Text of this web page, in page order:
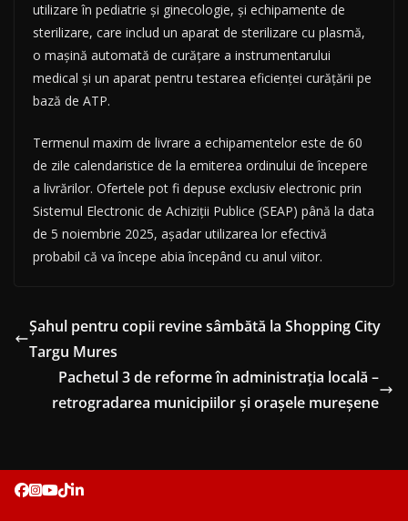
utilizare în pediatrie și ginecologie, și echipamente de
sterilizare, care includ un aparat de sterilizare cu plasmă,
o mașină automată de curățare a instrumentarului
medical și un aparat pentru testarea eficienței curățării pe
bază de ATP.
Termenul maxim de livrare a echipamentelor este de 60
de zile calendaristice de la emiterea ordinului de începere
a livrărilor. Ofertele pot fi depuse exclusiv electronic prin
Sistemul Electronic de Achiziții Publice (SEAP) până la data
de 5 noiembrie 2025, așadar utilizarea lor efectivă
probabil că va începe abia începând cu anul viitor.
Șahul pentru copii revine sâmbătă la Shopping City
Targu Mures
Pachetul 3 de reforme în administrația locală –
retrogradarea municipiilor și orașele mureșene